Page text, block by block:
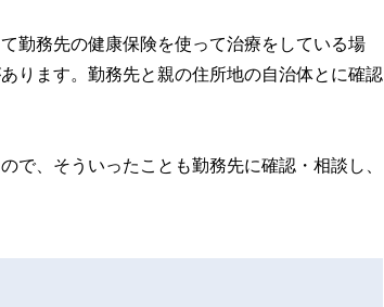
勤務先の健康保険を使って治療をしている場
ります。勤務先と親の住所地の自治体とに確認
で、そういったことも勤務先に確認・相談し、